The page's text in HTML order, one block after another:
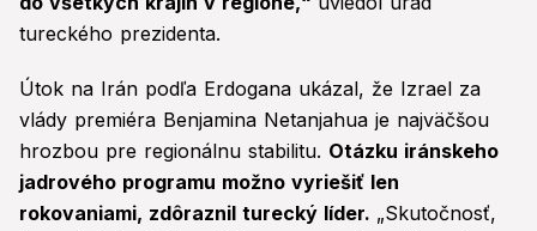
tureckého prezidenta.
Útok na Irán podľa Erdogana ukázal, že Izrael za
vlády premiéra Benjamina Netanjahua je najväčšou
hrozbou pre regionálnu stabilitu. Otázku iránskeho
jadrového programu možno vyriešiť len
rokovaniami, zdôraznil turecký líder. „Skutočnosť,